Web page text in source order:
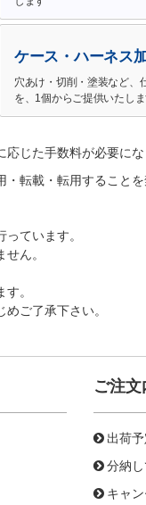
ケース・ハーネス
穴あけ・切削・塗装など、
を、1個からご提供いたし
じた手数料が必要にな
転載・転用することを
ています。
ん。
。
ご了承下さい。
ご注
出荷
分納
キャ